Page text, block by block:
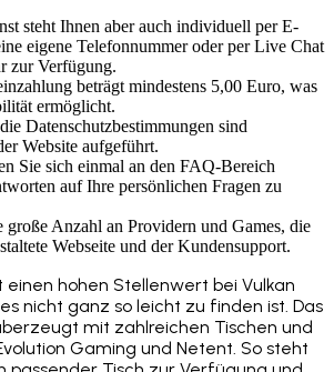
steht Ihnen aber auch individuell per E-
eigene Telefonnummer oder per Live Chat
zur Verfügung.
beträgt mindestens 5,00 Euro, was
ermöglicht.
Datenschutzbestimmungen sind
Website aufgeführt.
Sie sich einmal an den FAQ-Bereich
auf Ihre persönlichen Fragen zu
große Anzahl an Providern und Games, die
Webseite und der Kundensupport.
einen hohen Stellenwert bei Vulkan
nicht ganz so leicht zu finden ist. Das
mit zahlreichen Tischen und
Gaming und Netent. So steht